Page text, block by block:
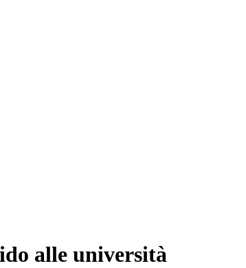
alle università